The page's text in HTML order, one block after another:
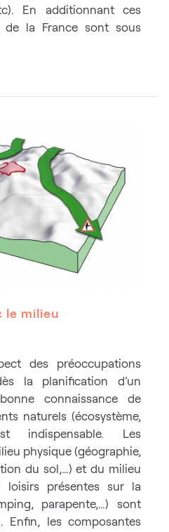
En additionnant ces
la France sont sous
le milieu
des préoccupations
la planification d’un
connaissance de
naturels (écosystème,
indispensable. Les
physique (géographie,
du sol,…) et du milieu
loisirs présentes sur la
parapente,…) sont
Enfin, les composantes